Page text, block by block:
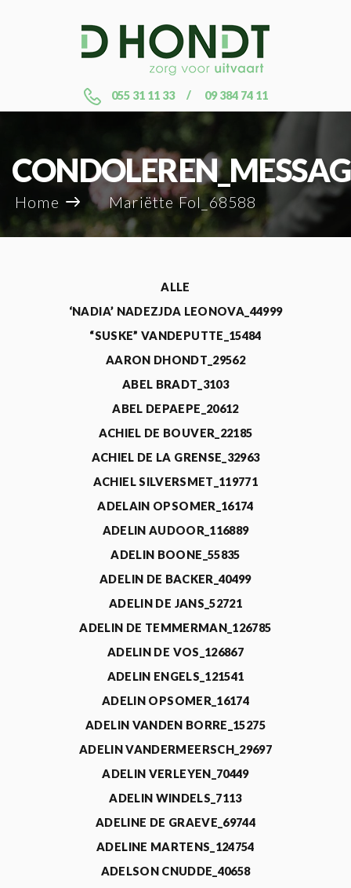
055 31 11 33 09 384 74 11
Home Mariëtte Fol_68588
ALLE
‘NADIA’ NADEZJDA LEONOVA_44999
“SUSKE” VANDEPUTTE_15484
AARON DHONDT_29562
ABEL BRADT_3103
ABEL DEPAEPE_20612
ACHIEL DE BOUVER_22185
ACHIEL DE LA GRENSE_32963
ACHIEL SILVERSMET_119771
ADELAIN OPSOMER_16174
ADELIN AUDOOR_116889
ADELIN BOONE_55835
ADELIN DE BACKER_40499
ADELIN DE JANS_52721
ADELIN DE TEMMERMAN_126785
ADELIN DE VOS_126867
ADELIN ENGELS_121541
ADELIN OPSOMER_16174
ADELIN VANDEN BORRE_15275
ADELIN VANDERMEERSCH_29697
ADELIN VERLEYEN_70449
ADELIN WINDELS_7113
ADELINE DE GRAEVE_69744
ADELINE MARTENS_124754
ADELSON CNUDDE_40658